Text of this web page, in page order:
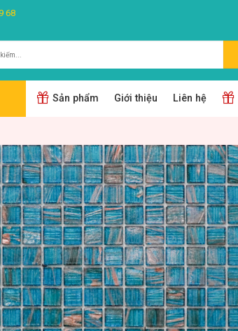
68
Sản phẩm Giới thiệu Liên hệ